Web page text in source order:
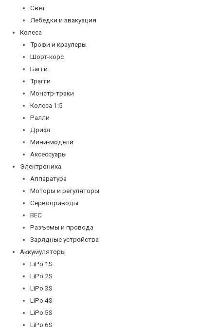
Свет
Лебедки и эвакуация
Колеса
Трофи и краулеры
Шорт-корс
Багги
Трагги
Монстр-траки
Колеса 1:5
Ралли
Дрифт
Мини-модели
Аксессуары
Электроника
Аппаратура
Моторы и регуляторы
Сервоприводы
BEC
Разъемы и провода
Зарядные устройства
Аккумуляторы
LiPo 1S
LiPo 2S
LiPo 3S
LiPo 4S
LiPo 5S
LiPo 6S